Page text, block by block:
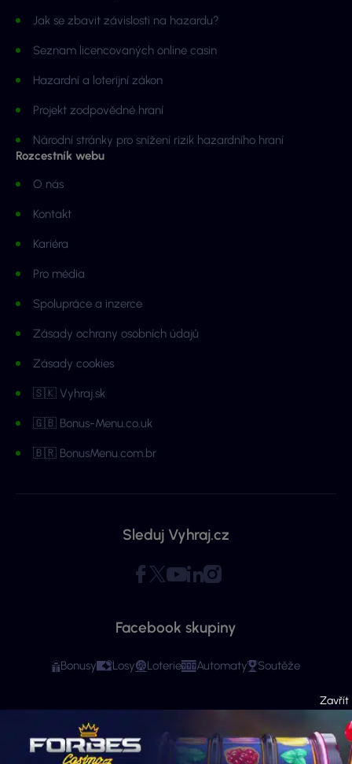
Jak se zbavit závislosti na hazardu?
Seznam licencovaných online casin
Hazardní a loterijní zákon
Projekt zodpovědné hraní
Národní stránky pro snížení rizik hazardního hraní
Rozcestník webu
O nás
Kontakt
Kariéra
Pro média
Spolupráce a inzerce
Zásady ochrany osobních údajů
Zásady cookies
🇸🇰 Vyhraj.sk
🇬🇧 Bonus-Menu.co.uk
🇧🇷 BonusMenu.com.br
Sleduj Vyhraj.cz
Facebook skupiny
Bonusy Losy Loterie Automaty Soutěže
Copyright © 2026 - Všechna práva vyhrazena. Vyhraj.cz | Ministerstvo financí
varuje: Účastí na hazardní hře může vzniknout závislost! Stránky mají čistě
informační charakter. Veškeré informace se týkají osob starších 18 let.